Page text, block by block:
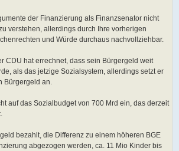
der Finanzierung als Finanzsenator nicht
verstehen, allerdings durch Ihre vorherigen
und Würde durchaus nachvollziehbar.
CDU hat errechnet, dass sein Bürgergeld weit
als das jetzige Sozialsystem, allerdings setzt er
Bürgergeld an.
auf das Sozialbudget von 700 Mrd ein, das derzeit
bezahlt, die Differenz zu einem höheren BGE
abgezogen werden, ca. 11 Mio Kinder bis